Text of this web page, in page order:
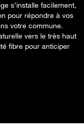
s’installe facilement,
pour répondre à vos
votre commune.
vers le très haut
fibre pour anticiper